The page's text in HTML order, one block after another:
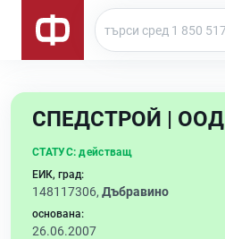
СПЕДСТРОЙ | ООД
СТАТУС: действащ
ЕИК, град:
148117306, Дъбравино
основана:
26.06.2007